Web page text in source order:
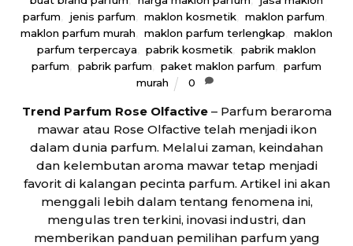
parfum
jenis parfum maklon kosmetik maklon parfum
maklon parfum murah
maklon parfum terlengkap
maklon
parfum terpercaya
pabrik kosmetik
pabrik maklon
parfum
pabrik parfum paket maklon parfum
parfum
murah
0
Trend Parfum Rose Olfactive– Parfum beraroma
mawar atau Rose Olfactive telah menjadi ikon
dalam dunia parfum. Melalui zaman, keindahan
dan kelembutan aroma mawar tetap menjadi
favorit di kalangan pecinta parfum. Artikel ini akan
menggali lebih dalam tentang fenomena ini,
mengulas tren terkini, inovasi industri, dan
memberikan panduan pemilihan parfum yang